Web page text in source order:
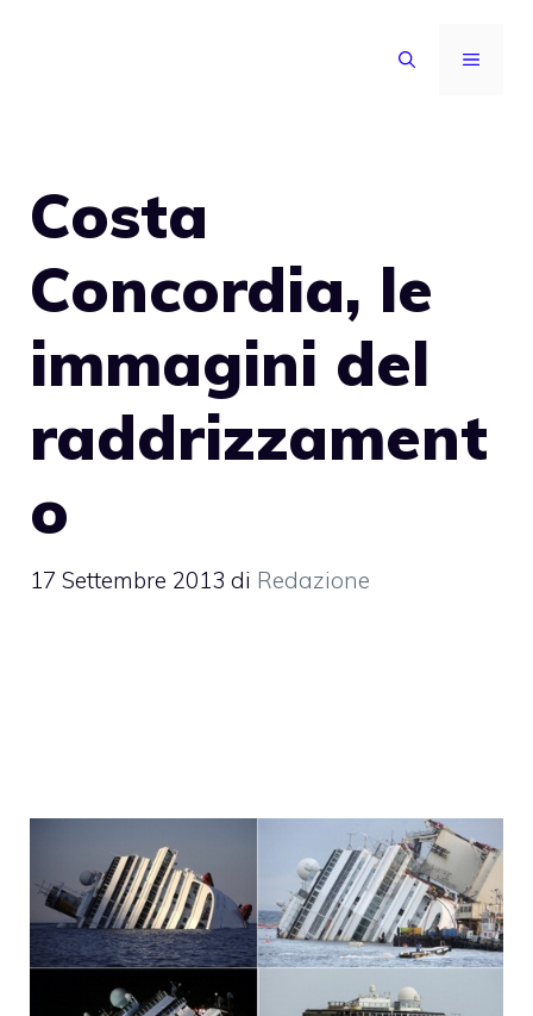
MENU
Costa
Concordia, le
immagini del
raddrizzament
o
17 Settembre 2013 di Redazione